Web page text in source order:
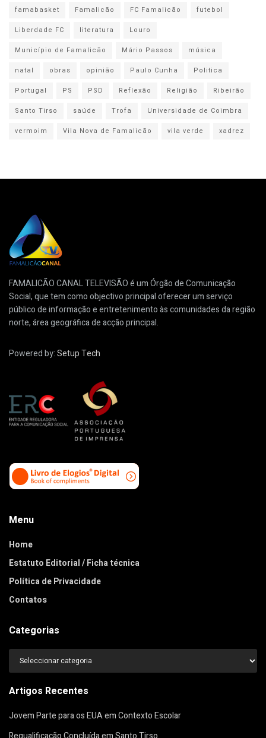
famabasket
Famalicão FC Famalicão
futebol
Liberdade FC
literatura
Louro
Município de Famalicão
Mário Passos
música
natal
obras opinião Paulo Cunha
Politica
Portugal
PS PSD Reflexão Religião
Ribeirão
Santo Tirso
saúde Trofa
Universidade de Coimbra
vermoim
Vila Nova de Famalicão vila verde xadrez
FAMALICÃO CANAL TELEVISÃO é um Órgão de Comunicação
Social, que tem como objectivo principal oferecer um serviço
público de informação e entretenimento às comunidades da região
norte, área geográfica de acção principal.
Powered by:Setup Tech
Menu
Home
Estatuto Editorial / Ficha técnica
Política de Privacidade
Contatos
Categorias
Categorias
Artigos Recentes
Jovem Parte para os EUA em Contexto Escolar